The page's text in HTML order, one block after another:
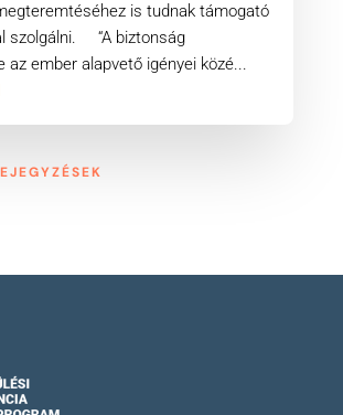
is tudnak támogató
szolgálni. “A biztonság
az ember alapvető igényei közé...